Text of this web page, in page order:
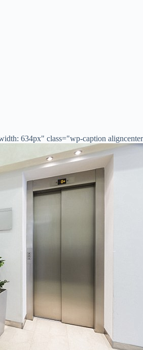
634px" class="wp-caption aligncenter">